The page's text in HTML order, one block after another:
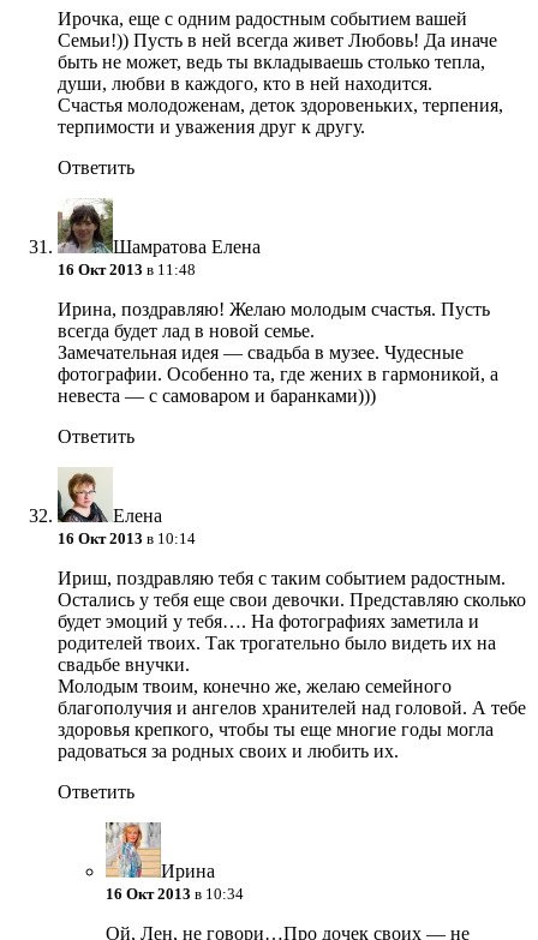
Ирочка, еще с одним радостным событием вашей
Семьи!)) Пусть в ней всегда живет Любовь! Да иначе
быть не может, ведь ты вкладываешь столько тепла,
души, любви в каждого, кто в ней находится.
Счастья молодоженам, деток здоровеньких, терпения,
терпимости и уважения друг к другу.
Ответить
Шамратова Елена
16 Окт 2013 в 11:48
Ирина, поздравляю! Желаю молодым счастья. Пусть
всегда будет лад в новой семье.
Замечательная идея — свадьба в музее. Чудесные
фотографии. Особенно та, где жених в гармоникой, а
невеста — с самоваром и баранками)))
Ответить
Елена
16 Окт 2013 в 10:14
Ириш, поздравляю тебя с таким событием радостным.
Остались у тебя еще свои девочки. Представляю сколько
будет эмоций у тебя…. На фотографиях заметила и
родителей твоих. Так трогательно было видеть их на
свадьбе внучки.
Молодым твоим, конечно же, желаю семейного
благополучия и ангелов хранителей над головой. А тебе
здоровья крепкого, чтобы ты еще многие годы могла
радоваться за родных своих и любить их.
Ответить
Ирина
16 Окт 2013 в 10:34
Ой, Лен, не говори…Про дочек своих — не